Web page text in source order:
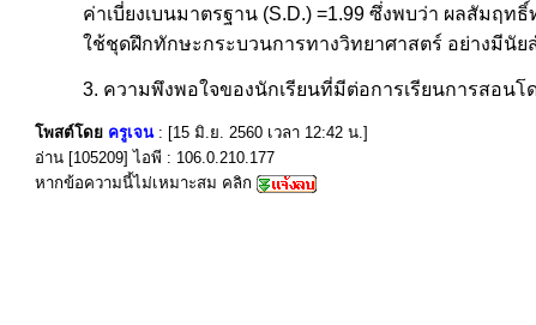
ค่าเบี่ยงเบนมาตรฐาน (S.D.) =1.99 ซึ่งพบว่า ผลสัมฤ
ใช้ชุดฝึกทักษะกระบวนการทางวิทยาศาสตร์ อย่างมีนั
3. ความพึงพอใจของนักเรียนที่มีต่อการเรียนการสอน
โพสต์โดย ครูเจน : [15 มิ.ย. 2560 เวลา 12:42 น.]
อ่าน [105209] ไอพี : 106.0.210.177
หากข้อความนี้ไม่เหมาะสม คลิก